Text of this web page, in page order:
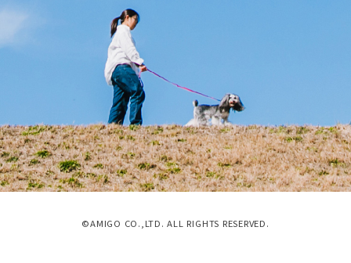
©AMIGO CO.,LTD. ALL RIGHTS RESERVED.